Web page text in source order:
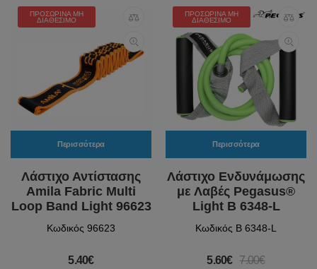
ΠΡΟΣΩΡΙΝΆ ΜΗ
ΔΙΑΘΈΣΙΜΟ
Περισσότερα
Λάστιχο Αντίστασης
Amila Fabric Multi
Loop Band Light 96623
Κωδικός 96623
5.40€
ΠΡΟΣΩΡΙΝΆ ΜΗ
ΔΙΑΘΈΣΙΜΟ
Περισσότερα
Λάστιχο Ενδυνάμωσης
με Λαβές Pegasus®
Light Β 6348-L
Κωδικός Β 6348-L
5.60€ 7.00€